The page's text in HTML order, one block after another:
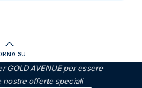
SU
GOLD AVENUE per essere
nostre offerte speciali